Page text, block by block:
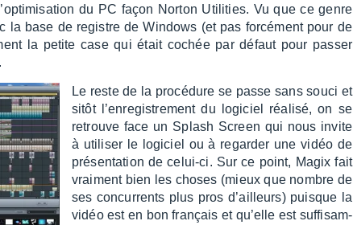
du PC façon Norton Utili­ties. Vu que ce genre
la base de registre de Windows (et pas forcé­ment pour de
la petite case qui était cochée par défaut pour passer
Le reste de la procé­dure se passe sans souci et
sitôt l’en­re­gis­tre­ment du logi­ciel réalisé, on se
retrouve face un Splash Screen qui nous invite
à utili­ser le logi­ciel ou à regar­der une vidéo de
présen­ta­tion de celui-ci. Sur ce point, Magix fait
vrai­ment bien les choses (mieux que nombre de
ses concur­rents plus pros d’ailleurs) puisque la
vidéo est en bon français et qu’elle est suffi­sam­